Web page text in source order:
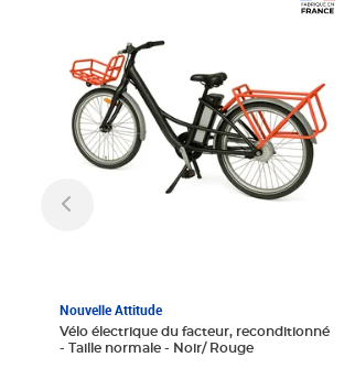
Nouvelle Attitude
Vélo électrique du facteur, reconditionné
- Taille normale - Noir/ Rouge